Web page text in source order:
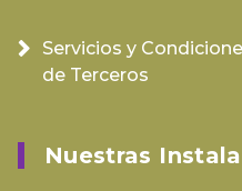
Servicios y
de Terceros
Nuestras